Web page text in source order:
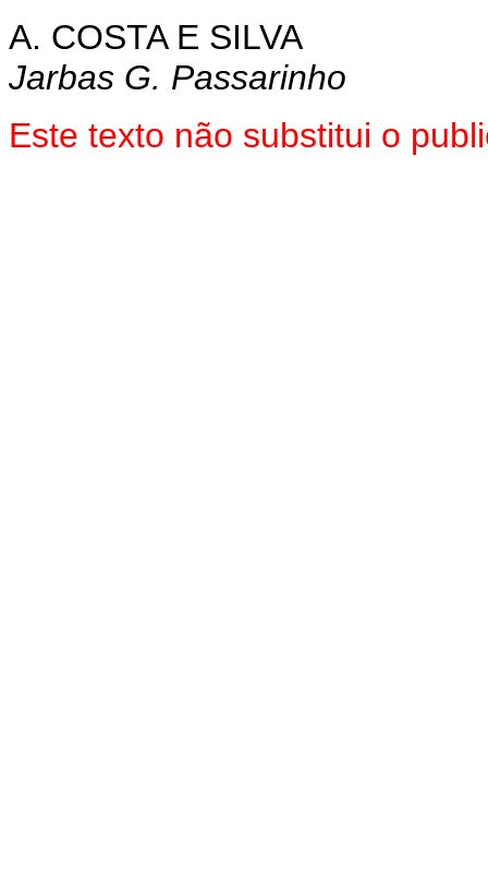
A. COSTA E SILVA
Jarbas G. Passarinho
Este texto não substitui o